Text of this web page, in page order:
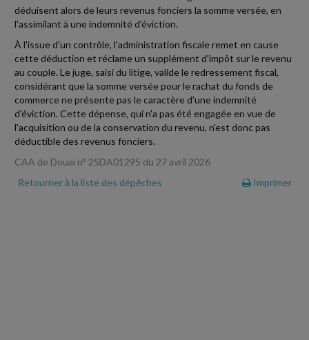
déduisent alors de leurs revenus fonciers la somme versée, en
l'assimilant à une indemnité d'éviction.
À l'issue d'un contrôle, l'administration fiscale remet en cause
cette déduction et réclame un supplément d'impôt sur le revenu
au couple. Le juge, saisi du litige, valide le redressement fiscal,
considérant que la somme versée pour le rachat du fonds de
commerce ne présente pas le caractère d'une indemnité
d'éviction. Cette dépense, qui n'a pas été engagée en vue de
l'acquisition ou de la conservation du revenu, n'est donc pas
déductible des revenus fonciers.
CAA de Douai n° 25DA01295 du 27 avril 2026
Retourner à la liste des dépêches
Imprimer